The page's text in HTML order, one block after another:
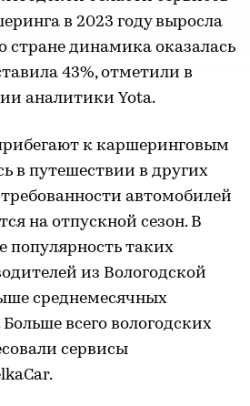
в 2023 году выросла
стране динамика оказалась
43%, отметили в
аналитики Yota.
к каршеринговым
в путешествии в других
автомобилей
на отпускной сезон. В
популярность таких
из Вологодской
среднемесячных
всего вологодских
сервисы